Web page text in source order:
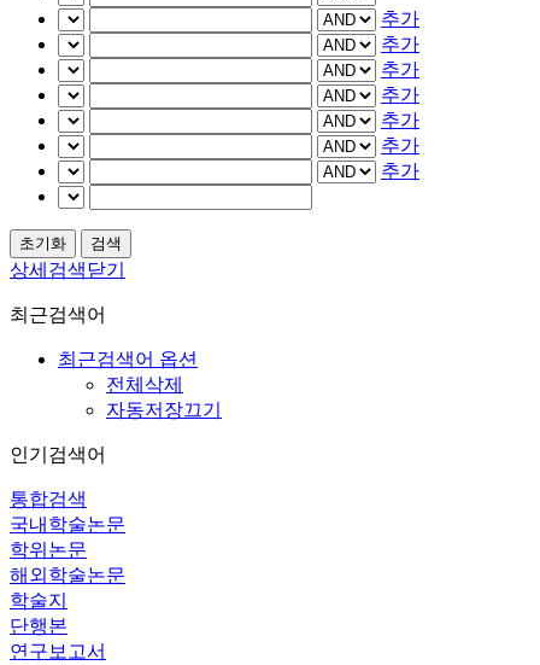
추가
추가
추가
추가
추가
추가
추가
상세검색닫기
최근검색어
최근검색어 옵션
전체삭제
자동저장끄기
인기검색어
통합검색
국내학술논문
학위논문
해외학술논문
학술지
단행본
연구보고서